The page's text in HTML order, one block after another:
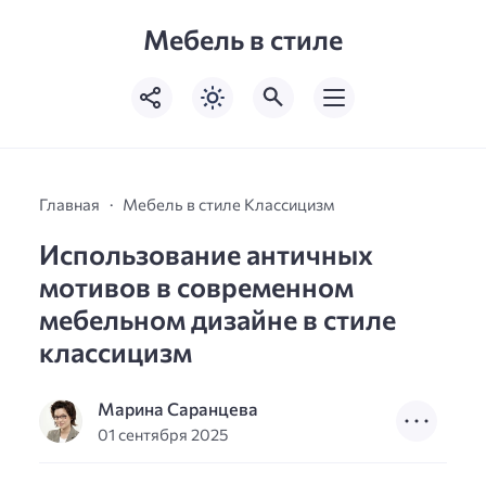
Мебель в стиле
Главная Мебель в стиле Классицизм
Использование античных
мотивов в современном
мебельном дизайне в стиле
классицизм
Марина Саранцева
01 сентября 2025